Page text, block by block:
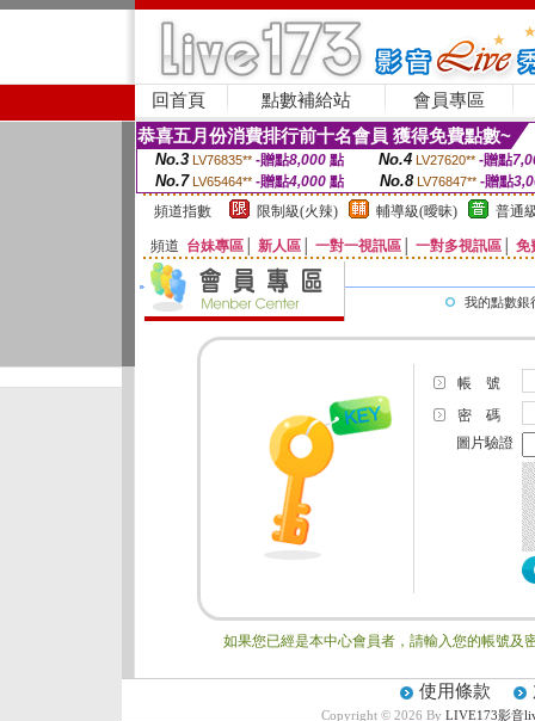
回首頁 點數補給站 會員專區
恭喜五月份消費排行前十名會員 獲得免費點數~
No.3 LV76835** -贈點8,000點 No.4 LV27620** -贈點
No.7 LV65464** -贈點4,000 點 No.8 LV76847** -贈點
頻道指數
限制級(火辣) 輔導級(曖昧) 普通
頻道 台妹專區 新人區 一對一視訊區 一對多視訊區 免
我的點數銀
帳 號
密 碼
圖片驗證
如果您已經是本中心會員者，請輸入您的帳號及
使用條款
Copyright © 2026 By LIVE173影音